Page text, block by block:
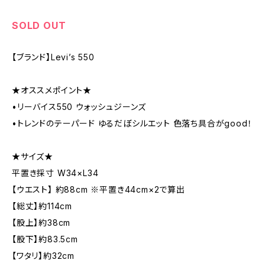
SOLD OUT
【ブランド】Levi’s 550
★オススメポイント★
•リーバイス550 ウォッシュジーンズ
•トレンドのテーパード ゆるだぼシルエット 色落ち具合がgood！
★サイズ★
平置き採寸 W34×L34
【ウエスト】 約88cm ※平置き44cm×2で算出
【総丈】約114cm
【股上】約38cm
【股下】約83.5cm
【ワタリ】約32cm